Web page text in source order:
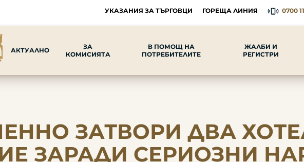
УКАЗАНИЯ ЗА ТЪРГОВЦИ ГОРЕЩА ЛИНИЯ 0700
АКТУАЛНО
ЗА
КОМИСИЯТА
В ПОМОЩ НА
ПОТРЕБИТЕЛИТЕ
ЖАЛБИ И
РЕГИСТРИ
ЗАТВОРИ ДВА
ЗАРАДИ СЕРИОЗНИ